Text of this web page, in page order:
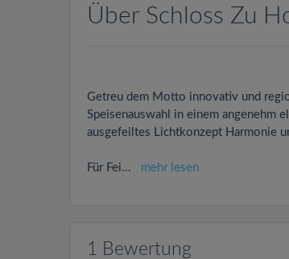
Über Schloss Zu
Getreu dem Motto innovativ und
Speisenauswahl in einem angenehm
ausgefeiltes Lichtkonzept Harmonie
Für Fei... mehr lesen
1 Bewertung